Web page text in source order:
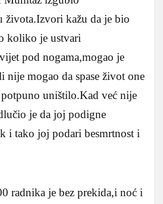
života.Izvori kažu da je bio
koliko je ustvari
pod nogama,mogao je
nije mogao da spase život one
uništilo.Kad već nije
je da joj podigne
i tako joj podari besmrtnost i
radnika je bez prekida,i noć i